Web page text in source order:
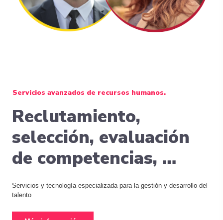
Servicios avanzados de recursos humanos.
Reclutamiento,
selección, evaluación
de competencias, …
Servicios y tecnología especializada para la gestión y desarrollo del
talento